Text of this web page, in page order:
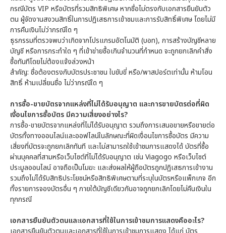
กรณีบัตร VIP หรือบัตรที่รวมสิทธิพิเศษ หากชื่อไม่ตรงกับเอกสารยืนยันตัว
ตน ผู้จัดงานสงวนสิทธิ์ในการปฏิเสธการเข้าชมและการรับสิทธิ์พิเศษ โดยไม่มี
การคืนเงินไม่ว่ากรณีใด ๆ
ธุรกรรมที่ตรวจพบว่าเกิดจากโปรแกรมอัตโนมัติ (บอท), การสร้างบัญชีหลาย
บัญชี หรือการกระทำใด ๆ ที่เข้าข่ายซื้อเกินจำนวนที่กำหนด จะถูกยกเลิกคำสั่ง
ซื้อทันทีโดยไม่ต้องแจ้งล่วงหน้า
สำคัญ: ชื่อต้องตรงกับบัตรประชาชน ใบขับขี่ หรือ/พาสปอร์ตเท่านั้น ห้ามโอน
สิทธิ์ ห้ามเปลี่ยนชื่อ ไม่ว่ากรณีใด ๆ
การซื้อ-ขายบัตรจากแหล่งที่ไม่ได้รับอนุญาต และการขายบัตรต่อที่ผิด
เงื่อนไขการซื้อบัตร มีความเสี่ยงอย่างไร?
การซื้อ-ขายบัตรจากแหล่งที่ไม่ได้รับอนุญาต รวมถึงการเสนอขายหรือขายต่อ
บัตรทั้งทางออนไลน์และออฟไลน์ในลักษณะที่ผิดเงื่อนไขการซื้อบัตร มีความ
เสี่ยงที่บัตรจะถูกยกเลิกทันที และไม่สามารถใช้เข้าชมการแสดงได้ บัตรที่ซื้อ
ผ่านบุคคลที่สามหรือเว็บไซต์ที่ไม่ได้รับอนุญาต เช่น Viagogo หรือเว็บไซต์
ประมูลออนไลน์ อาจถือเป็นโมฆะ และส่งผลให้ผู้ถือบัตรถูกปฏิเสธการเข้างาน
รวมถึงไม่ได้รับสิทธิประโยชน์หรือสิทธิพิเศษตามที่ระบุในบัตรหรือแพ็กเกจ อีก
ทั้งรายการจองบัตรอื่น ๆ ภายใต้บัญชีเดียวกันอาจถูกยกเลิกโดยไม่คืนเงินใน
ทุกกรณี
เอกสารยืนยันตัวตนและเอกสารที่ใช้ในการเข้าชมการแสดงคืออะไร?